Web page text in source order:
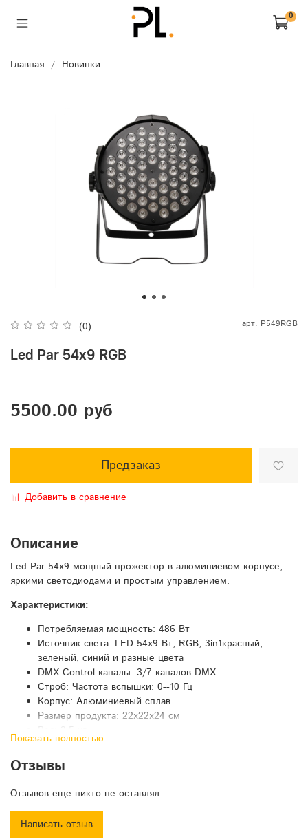
0
Главная Новинки
(0) арт. P549RGB
Led Par 54x9 RGB
5500.00 руб
Предзаказ
Добавить в сравнение
Описание
Led Par 54x9 мощный прожектор в алюминиевом корпусе,
яркими светодиодами и простым управлением.
Характеристики:
Потребляемая мощность: 486 Вт
Источник света: LED 54x9 Вт, RGB, 3in1красный,
зеленый, синий и разные цвета
DMX-Control-каналы: 3/7 каналов DMX
Строб: Частота вспышки: 0--10 Гц
Корпус: Алюминиевый сплав
Размер продукта: 22x22x24 см
Режимы работы: DMX512, Автопуск, Звуковое
Ведомый, с расширенными встроенными программами.
Уровень защиты: IP20
Показать полностью
Отзывы
Отзывов еще никто не оставлял
Написать отзыв